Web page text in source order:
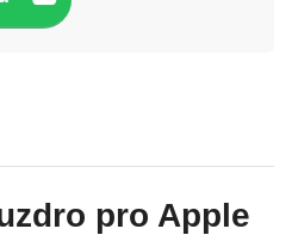
pro Apple